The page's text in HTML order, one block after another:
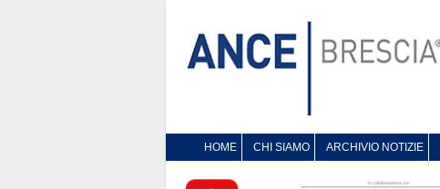
HOME CHI SIAMO ARCHIVIO NOTIZIE